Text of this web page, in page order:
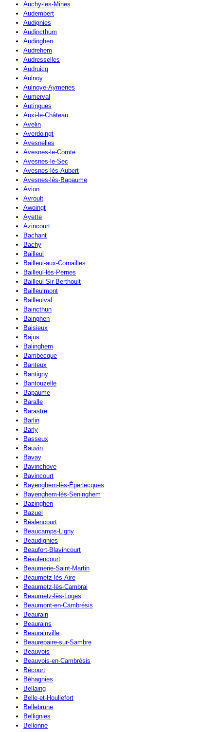
Auchy-les-Mines
Audembert
Audignies
Audincthum
Audinghen
Audrehem
Audresselles
Audruicq
Aulnoy
Aulnoye-Aymeries
Aumerval
Autingues
Auxi-le-Château
Avelin
Averdoingt
Avesnelles
Avesnes-le-Comte
Avesnes-le-Sec
Avesnes-lès-Aubert
Avesnes-lès-Bapaume
Avion
Avroult
Awoingt
Ayette
Azincourt
Bachant
Bachy
Bailleul
Bailleul-aux-Cornailles
Bailleul-lès-Pernes
Bailleul-Sir-Berthoult
Bailleulmont
Bailleulval
Baincthun
Bainghen
Baisieux
Bajus
Balinghem
Bambecque
Banteux
Bantigny
Bantouzelle
Bapaume
Baralle
Barastre
Barlin
Barly
Basseux
Bauvin
Bavay
Bavinchove
Bavincourt
Bayenghem-lès-Éperlecques
Bayenghem-lès-Seninghem
Bazinghen
Bazuel
Béalencourt
Beaucamps-Ligny
Beaudignies
Beaufort-Blavincourt
Béaulencourt
Beaumerie-Saint-Martin
Beaumetz-lès-Aire
Beaumetz-lès-Cambrai
Beaumetz-lès-Loges
Beaumont-en-Cambrésis
Beaurain
Beaurains
Beaurainville
Beaurepaire-sur-Sambre
Beauvois
Beauvois-en-Cambrésis
Bécourt
Béhagnies
Bellaing
Belle-et-Houllefort
Bellebrune
Bellignies
Bellonne